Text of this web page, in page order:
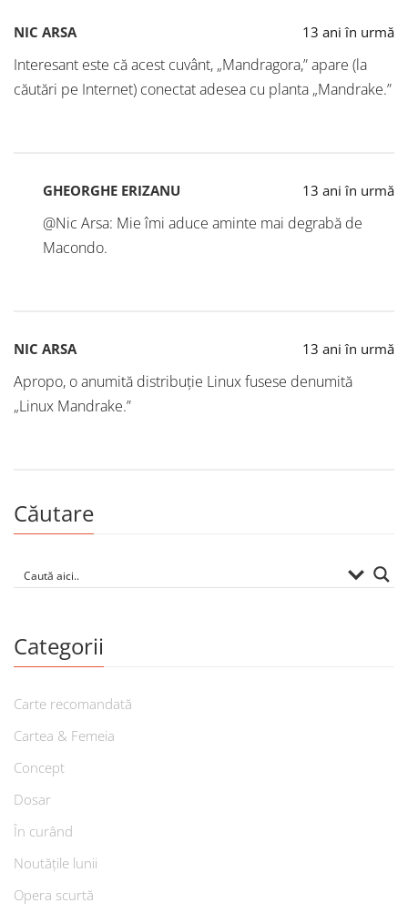
NIC ARSA 13 ani în urmă
Interesant este că acest cuvânt, „Mandragora,” apare (la
căutări pe Internet) conectat adesea cu planta „Mandrake.”
GHEORGHE ERIZANU 13 ani în urmă
@Nic Arsa: Mie îmi aduce aminte mai degrabă de
Macondo.
NIC ARSA 13 ani în urmă
Apropo, o anumită distribuție Linux fusese denumită
„Linux Mandrake.”
Căutare
Categorii
Carte recomandată
Cartea & Femeia
Concept
Dosar
În curând
Noutățile lunii
Opera scurtă